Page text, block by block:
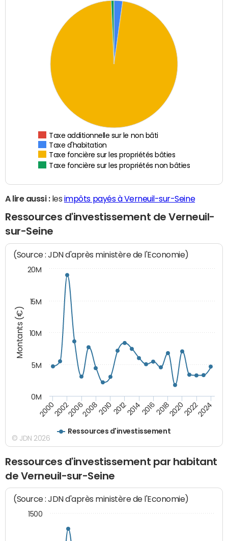
Taxe additionnelle sur le non bâti
Taxe d'habitation
Taxe foncière sur les propriétés bâties
Taxe foncière sur les propriétés non bâties
A lire aussi :les impôts payés à Verneuil-sur-Seine
Ressources d'investissement de Verneuil-
sur-Seine
Montants (€)
(Source : JDN d'après ministère de l'Economie)
Ressources d'investissement
200020022006200820102012201420162018202020222024
0M
5M
10M
15M
20M
© JDN 2026
Ressources d'investissement par habitant
de Verneuil-sur-Seine
(Source : JDN d'après ministère de l'Economie)
1500